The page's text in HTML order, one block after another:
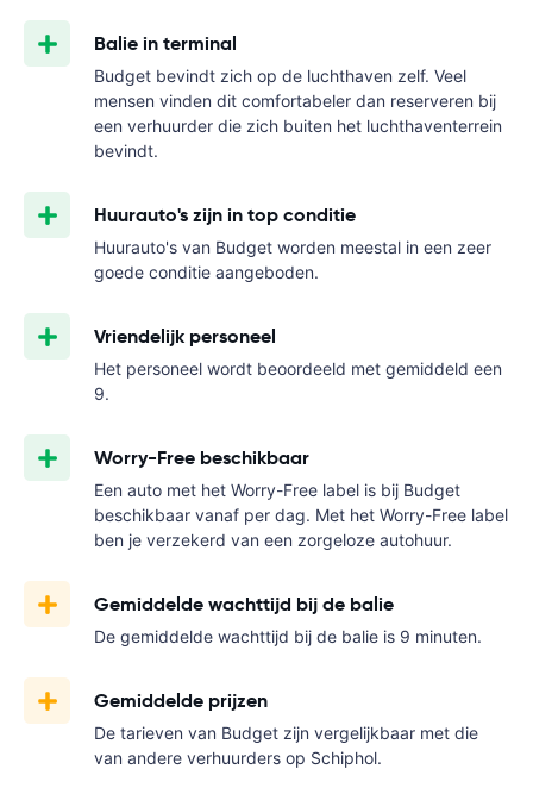
Balie in terminal
Budget bevindt zich op de luchthaven zelf. Veel
mensen vinden dit comfortabeler dan reserveren bij
een verhuurder die zich buiten het luchthaventerrein
bevindt.
Huurauto's zijn in top conditie
Huurauto's van Budget worden meestal in een zeer
goede conditie aangeboden.
Vriendelijk personeel
Het personeel wordt beoordeeld met gemiddeld een
9.
Worry-Free beschikbaar
Een auto met het Worry-Free label is bij Budget
beschikbaar vanaf per dag. Met het Worry-Free label
ben je verzekerd van een zorgeloze autohuur.
Gemiddelde wachttijd bij de balie
De gemiddelde wachttijd bij de balie is 9 minuten.
Gemiddelde prijzen
De tarieven van Budget zijn vergelijkbaar met die
van andere verhuurders op Schiphol.